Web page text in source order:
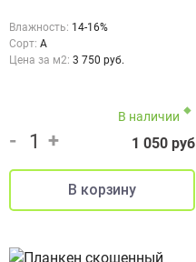
Влажность: 14-16%
Сорт: А
Цена за м2: 3 750 руб.
В наличии
- + 1 050 руб